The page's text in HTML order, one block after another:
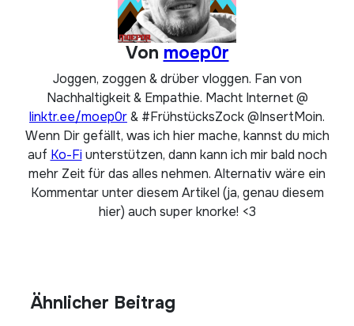
Von moep0r
Joggen, zoggen & drüber vloggen. Fan von
Nachhaltigkeit & Empathie. Macht Internet @
linktr.ee/moep0r& #FrühstücksZock @InsertMoin.
Wenn Dir gefällt, was ich hier mache, kannst du mich
auf Ko-Fiunterstützen, dann kann ich mir bald noch
mehr Zeit für das alles nehmen. Alternativ wäre ein
Kommentar unter diesem Artikel (ja, genau diesem
hier) auch super knorke! <3
Ähnlicher Beitrag